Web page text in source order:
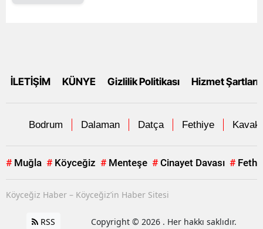
İLETİŞİM KÜNYE Gizlilik Politikası Hizmet Şartları
Bodrum Dalaman Datça Fethiye
# Muğla # Köyceğiz # Menteşe # Cinayet Davası #
Köyceğiz Haber – Köyceğiz’in Haber Sitesi
RSS Copyright © 2026 . Her hakkı saklıdır.